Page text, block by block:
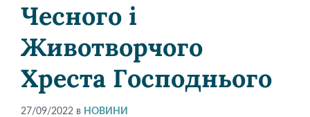
Чесного і
Животворчого
Хреста Господнього
27/09/2022 в НОВИНИ